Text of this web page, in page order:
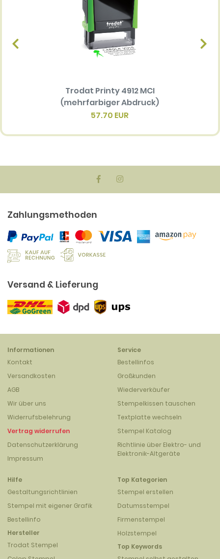
Trodat Printy 4912 MCI
(mehrfarbiger Abdruck)
57.70 EUR
Zahlungsmethoden
Versand & Lieferung
Informationen
Kontakt
Versandkosten
AGB
Wir über uns
Widerrufsbelehrung
Vertrag widerrufen
Datenschutzerklärung
Impressum
Service
Bestellinfos
Großkunden
Wiederverkäufer
Stempelkissen tauschen
Textplatte wechseln
Stempel Katalog
Richtlinie über Elektro- und
Elektronik-Altgeräte
Hilfe
Gestaltungsrichtlinien
Stempel mit eigener Grafik
Bestellinfo
Hersteller
Trodat Stempel
Top Kategorien
Stempel erstellen
Datumsstempel
Firmenstempel
Holzstempel
Top Keywords